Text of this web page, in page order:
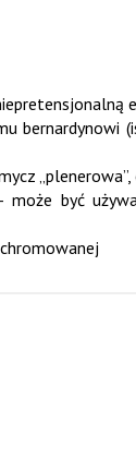
„plenerowa”,
być